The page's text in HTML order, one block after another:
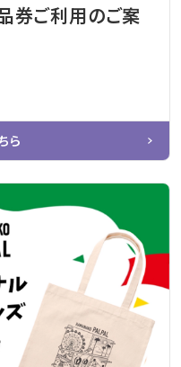
券ご利用のご案
ら